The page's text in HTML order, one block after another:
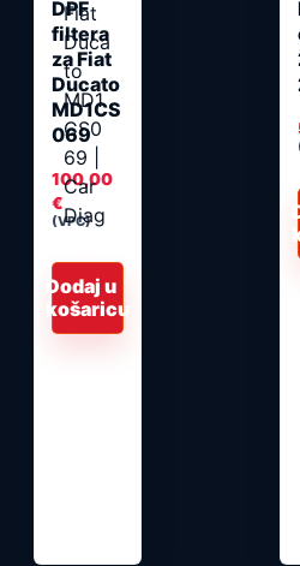
DPF
filtera
za Fiat
Ducato
MD1CS
069
100,00
€
(VPC)
Dodaj u
košaricu